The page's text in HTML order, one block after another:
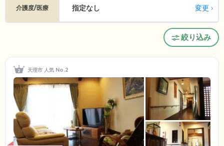
介護度/医療 指定なし 変更
絞り込み
天理市 人気 No.2